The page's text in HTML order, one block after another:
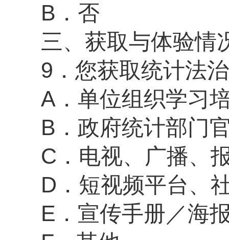
B．否
三、获取与体验情
9． 您获取统计法
A． 单位组织学习
B．政府统计部门
C．电视、广播、
D．短视频平台、
E．宣传手册／海